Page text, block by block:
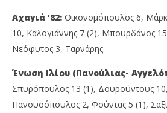
ΔΙΑΒΑΖΕΤΕ
Β’ ΕΘΝΙΚΗ: «ΔΙΠΛΟ» Η ΕΝΩΣΗ
ΑΧΑΓΙΑ
11
Αχαγιά ’82: Οικονομόπουλος 6,
10, Καλογιάννης 7 (2), Μπουρδάνος
Νεόφυτος 3, Ταρνάρης
Ένωση Ιλίου (Πανούλιας-
Σπυρόπουλος 13 (1), Δουρούντους
Πανουσόπουλος 2, Φούντας 5 (1),